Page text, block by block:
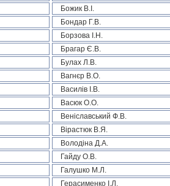
Божик В.І.
Бондар Г.В.
Борзова І.Н.
Брагар Є.В.
Булах Л.В.
Вагнєр В.О.
Василів І.В.
Васюк О.О.
Веніславський Ф.В.
Вірастюк В.Я.
Володіна Д.А.
Гайду О.В.
Галушко М.Л.
Герасименко І.Л.